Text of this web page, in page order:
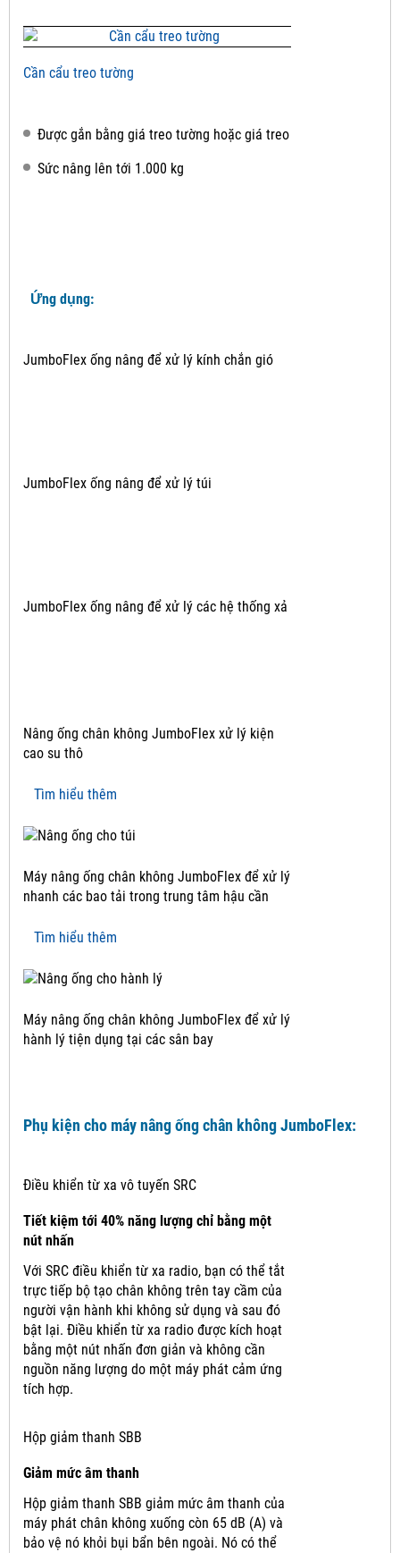
Cần cẩu treo tường
Được gắn bằng giá treo tường hoặc giá treo
Sức nâng lên tới 1.000 kg
Ứng dụng:
JumboFlex ống nâng để xử lý kính chắn gió
JumboFlex ống nâng để xử lý túi
JumboFlex ống nâng để xử lý các hệ thống xả
Nâng ống chân không JumboFlex xử lý kiện
cao su thô
Tìm hiểu thêm
Máy nâng ống chân không JumboFlex để xử lý
nhanh các bao tải trong trung tâm hậu cần
Tìm hiểu thêm
Máy nâng ống chân không JumboFlex để xử lý
hành lý tiện dụng tại các sân bay
Phụ kiện cho máy nâng ống chân không JumboFlex:
Điều khiển từ xa vô tuyến SRC
Tiết kiệm tới 40% năng lượng chỉ bằng một
nút nhấn
Với SRC điều khiển từ xa radio, bạn có thể tắt
trực tiếp bộ tạo chân không trên tay cầm của
người vận hành khi không sử dụng và sau đó
bật lại. Điều khiển từ xa radio được kích hoạt
bằng một nút nhấn đơn giản và không cần
nguồn năng lượng do một máy phát cảm ứng
tích hợp.
Hộp giảm thanh SBB
Giảm mức âm thanh
Hộp giảm thanh SBB giảm mức âm thanh của
máy phát chân không xuống còn 65 dB (A) và
bảo vệ nó khỏi bụi bẩn bên ngoài. Nó có thể